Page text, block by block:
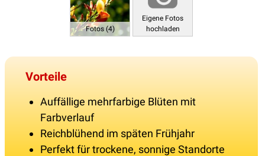
Fotos (4)
Eigene Fotos
hochladen
Vorteile
Auffällige mehrfarbige Blüten mit
Farbverlauf
Reichblühend im späten Frühjahr
Perfekt für trockene, sonnige Standorte